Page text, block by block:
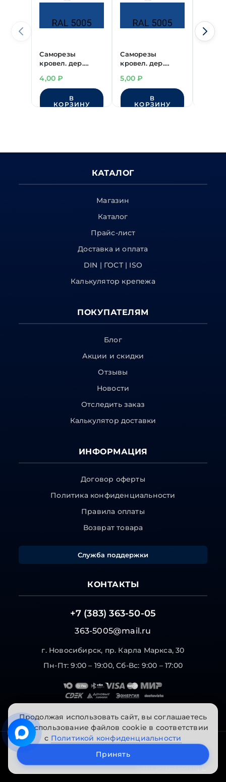
Саморезы
кровел. дер.
4,8х50 мм
4,00₽
В
КОРЗИНУ
Саморезы
кровел. дер.
4,8х70 мм
5,00₽
В
КОРЗИНУ
КАТАЛОГ
Магазин
Каталог
Прайс-лист
Доставка и оплата
DIN | ГОСТ | ISO
Калькулятор крепежа
ПОКУПАТЕЛЯМ
Блог
Акции и скидки
Отзывы
Новости
Отследить заказ
Калькулятор доставки
ИНФОРМАЦИЯ
Договор оферты
Политика конфиденциальности
Правила оплаты
Возврат товара
Служба поддержки
КОНТАКТЫ
+7 (383) 363-50-05
363-5005@mail.ru
г. Новосибирск, пр. Карла Маркса, 30
Пн-Пт: 9:00 – 19:00, Сб-Вс: 9:00 – 17:00
© 2026 "Инструменты на Горской". Все права
Сайт разработан
Продолжая использовать сайт, вы соглашаетесь
на использование файлов cookie в соответствии
с Политикой конфиденциальности
Принять